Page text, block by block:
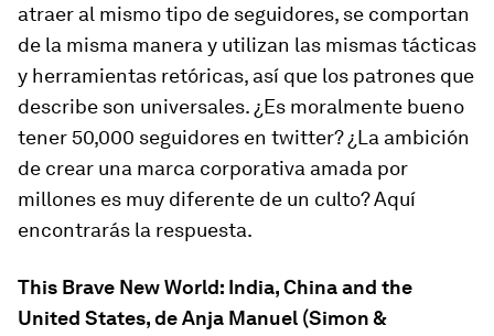
atraer al mismo tipo de seguidores, se comportan
de la misma manera y utilizan las mismas tácticas
y herramientas retóricas, así que los patrones que
describe son universales. ¿Es moralmente bueno
tener 50,000 seguidores en twitter? ¿La ambición
de crear una marca corporativa amada por
millones es muy diferente de un culto? Aquí
encontrarás la respuesta.
This Brave New World: India, China and the
United States, de Anja Manuel (Simon &